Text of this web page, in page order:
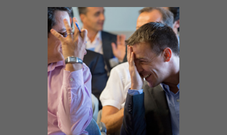
portraits corporate
portraits corporate originaux
Portraits de Managers
Reportage en entreprise
Reportage événementiel Paris
Reportage photo
Reportage photo en centre de formation
Reportage photo scientifique
Reportage photo événementiel à Paris
Photographe Industriel | Reportage Trihom
Chinon
Portraits de dirigeants / COMEX ORANO
Un Photographe professionnel à Paris pour le
Stade Français
Reportage événementiel à Paris : Hermès
Portraits de collaborateurs / LBO France Paris
Des portraits corporate originaux
Portraits Managers / Rimowa Cologne
Portraits Corporate Managers | Estate & Wines
Portraits Consultants Paris | Russel Reynolds
Portrait de chercheur / Fondation ARC
Photographe d’Entreprise | Illustration WEB
Reportage photo en milieu scientifique
Portrait institutionnel / CCFD-Terre Solidaire